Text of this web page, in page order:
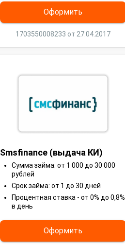
Оформить
1703550008233 от 27.04.2017
Smsfinance (выдача КИ)
Сумма займа: от 1 000 до 30 000
рублей
Срок займа: от 1 до 30 дней
Процентная ставка - от 0% до 0,8%
в день
Оформить